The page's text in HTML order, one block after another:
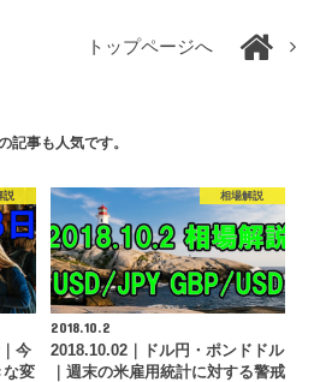
トップページへ
記事も人気です。
説
今
な変
相場解説
2018.10.2
2018.10.02｜ドル円・ポンドドル
｜週末の米雇用統計に対する警戒